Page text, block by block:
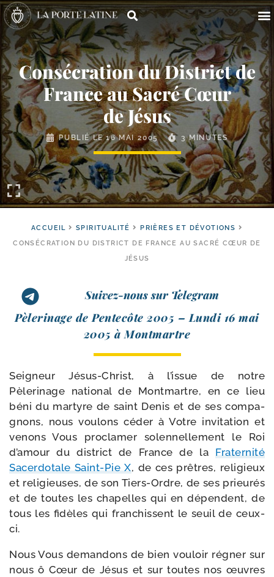
Consécration du District de
France au Sacré Cœur
de Jésus
PUBLIÉ LE16 MAI 2005 3 MINUTES
ACCUEIL SPIRITUALITÉ
PRIÈRES ET DÉVOTIONS
CONSÉCRATION DU DISTRICT DE FRANCE AU SACRÉ CŒUR DE
JÉSUS
Suivez-nous sur Telegram
Pèlerinage de Pentecôte 2005 – Lundi 16 mai
2005 à Montmartre
Seigneur Jésus-​Christ, à l’issue de notre
Pèlerinage natio­nal de Montmartre, en ce lieu
béni du mar­tyre de saint Denis et de ses com­pa­
gnons, nous vou­lons céder à Votre invi­ta­tion et
venons Vous pro­cla­mer solen­nel­le­ment le Roi
d’amour du dis­trict de France de la Fraternité
Sacerdotale Saint-​Pie X, de ces prêtres, reli­gieux
et reli­gieuses, de son Tiers-​Ordre, de ses prieu­rés
et de toutes les cha­pelles qui en dépendent, de
tous les fidèles qui fran­chissent le seuil de ceux-
ci.
Nous Vous deman­dons de bien vou­loir régner sur
nous ô Cœur de Jésus et sur toutes nos œuvres